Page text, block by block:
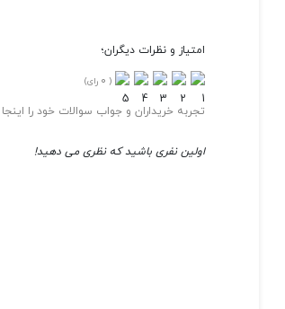
امتیاز و نظرات دیگران؛
(
0 رای)
تجربه خریداران و جواب سوالات خود را اینجا
اولین نفری باشید که نظری می دهید!